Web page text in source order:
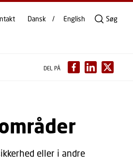
Dansk English Søg
DEL PÅ
eller i andre